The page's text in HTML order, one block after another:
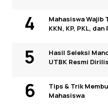
Mahasiswa Wajib
KKN, KP, PKL, dan
Hasil Seleksi
UTBK Resmi
Tips & Trik
Mahasiswa